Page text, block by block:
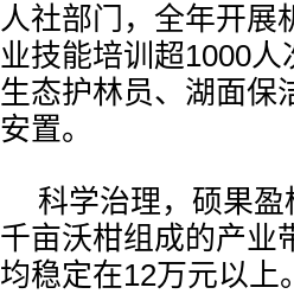
人社部门，全年开展
业技能培训超1000
生态护林员、湖面保
安置。
科学治理，硕果
千亩沃柑组成的产业
均稳定在12万元以上